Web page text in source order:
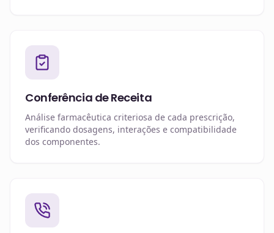
Conferência de Receita
Análise farmacêutica criteriosa de cada prescrição,
verificando dosagens, interações e compatibilidade
dos componentes.